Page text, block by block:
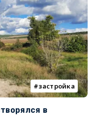
застройка
в